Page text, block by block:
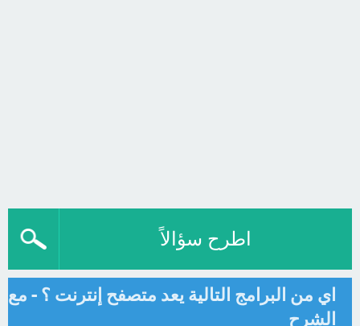
اطرح سؤالاً
اي من البرامج التالية يعد متصفح إنترنت ؟ - مع
الشرح